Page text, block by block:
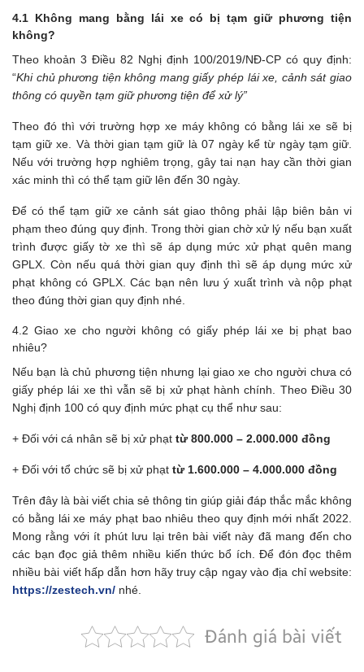
4.1 Không mang bằng lái xe có bị tạm giữ phương tiện
không?
Theo khoản 3 Điều 82 Nghị định 100/2019/NĐ-CP có quy định:
“Khi chủ phương tiện không mang giấy phép lái xe, cảnh sát giao
thông có quyền tạm giữ phương tiện để xử lý”
Theo đó thì với trường hợp xe máy không có bằng lái xe sẽ bị
tạm giữ xe. Và thời gian tạm giữ là 07 ngày kể từ ngày tạm giữ.
Nếu với trường hợp nghiêm trọng, gây tai nạn hay cần thời gian
xác minh thì có thể tạm giữ lên đến 30 ngày.
Để có thể tạm giữ xe cảnh sát giao thông phải lập biên bản vi
phạm theo đúng quy định. Trong thời gian chờ xử lý nếu bạn xuất
trình được giấy tờ xe thì sẽ áp dụng mức xử phạt quên mang
GPLX. Còn nếu quá thời gian quy định thì sẽ áp dụng mức xử
phạt không có GPLX. Các bạn nên lưu ý xuất trình và nộp phạt
theo đúng thời gian quy định nhé.
4.2 Giao xe cho người không có giấy phép lái xe bị phạt bao
nhiêu?
Nếu bạn là chủ phương tiện nhưng lại giao xe cho người chưa có
giấy phép lái xe thì vẫn sẽ bị xử phạt hành chính. Theo Điều 30
Nghị định 100 có quy định mức phạt cụ thể như sau:
+ Đối với cá nhân sẽ bị xử phạt từ 800.000 – 2.000.000 đồng
+ Đối với tổ chức sẽ bị xử phạt từ 1.600.000 – 4.000.000 đồng
Trên đây là bài viết chia sẻ thông tin giúp giải đáp thắc mắc không
có bằng lái xe máy phạt bao nhiêu theo quy định mới nhất 2022.
Mong rằng với ít phút lưu lại trên bài viết này đã mang đến cho
các bạn đọc giả thêm nhiều kiến thức bổ ích. Để đón đọc thêm
nhiều bài viết hấp dẫn hơn hãy truy cập ngay vào địa chỉ website:
https://zestech.vn/ nhé.
Đánh giá bài viết